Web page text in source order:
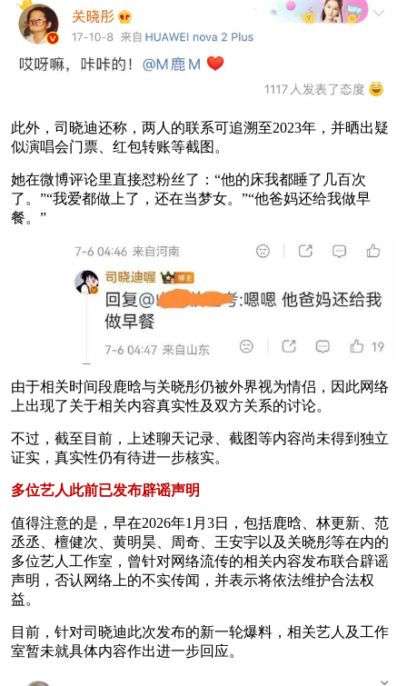
此外，司晓迪还称，两人的联系可追溯至2023年，并晒出疑
似演唱会门票、红包转账等截图。
她在微博评论里直接怼粉丝了：“他的床我都睡了几百次
了。”“我爱都做上了，还在当梦女。”“他爸妈还给我做早
餐。”
由于相关时间段鹿晗与关晓彤仍被外界视为情侣，因此网络
上出现了关于相关内容真实性及双方关系的讨论。
不过，截至目前，上述聊天记录、截图等内容尚未得到独立
证实，真实性仍有待进一步核实。
多位艺人此前已发布辟谣声明
值得注意的是，早在2026年1月3日，包括鹿晗、林更新、范
丞丞、檀健次、黄明昊、周奇、王安宇以及关晓彤等在内的
多位艺人工作室，曾针对网络流传的相关内容发布联合辟谣
声明，否认网络上的不实传闻，并表示将依法维护合法权
益。
目前，针对司晓迪此次发布的新一轮爆料，相关艺人及工作
室暂未就具体内容作出进一步回应。